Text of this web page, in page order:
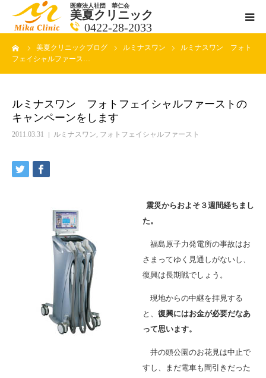
医療法人社団 華仁会
美夏クリニック
0422-28-2033
美夏クリニックブログ ルミナスワン
ルミナスワン フォト
フェイシャルファース…
ルミナスワン フォトフェイシャルファーストの
キャンペーンをします
2011.03.31 ルミナスワン, フォトフェイシャルファースト
震災からおよそ３週間経ちまし
た。
福島原子力発電所の事故はお
さまってゆく見通しがないし、
復興は長期戦でしょう。
現地からの中継を拝見する
と、 復興にはお金が必要だなあ
って思います。
井の頭公園のお花見は中止で
すし、まだ電車も間引きだった
医師紹介
クリニックの紹介
ブログ一覧ページ
料金一覧 new